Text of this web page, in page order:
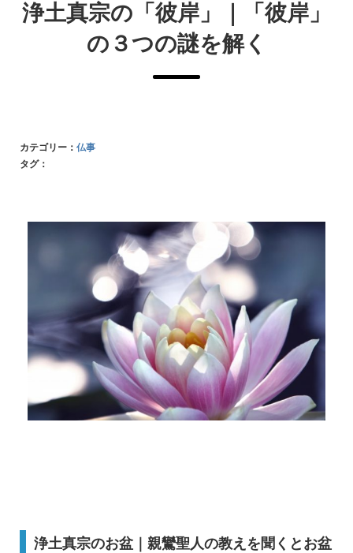
浄土真宗の「彼岸」｜「彼岸」
の３つの謎を解く
カテゴリー： 仏事
タグ：
浄土真宗のお盆｜親鸞聖人の教えを聞くとお盆